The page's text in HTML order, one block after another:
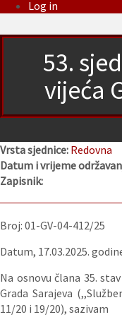
Log in
53.
vijeća
Vrsta sjednice: Redovna
Datum i vrijeme
Zapisnik:
Broj: 01-GV-04-412/25
Datum, 17.03.2025.
Na osnovu člana 35.
Grada Sarajeva
11/20 i 19/20), sazivam